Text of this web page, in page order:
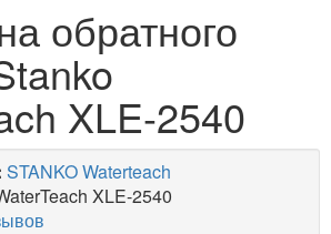
обратного
XLE-2540
STANKO Waterteach
XLE-2540